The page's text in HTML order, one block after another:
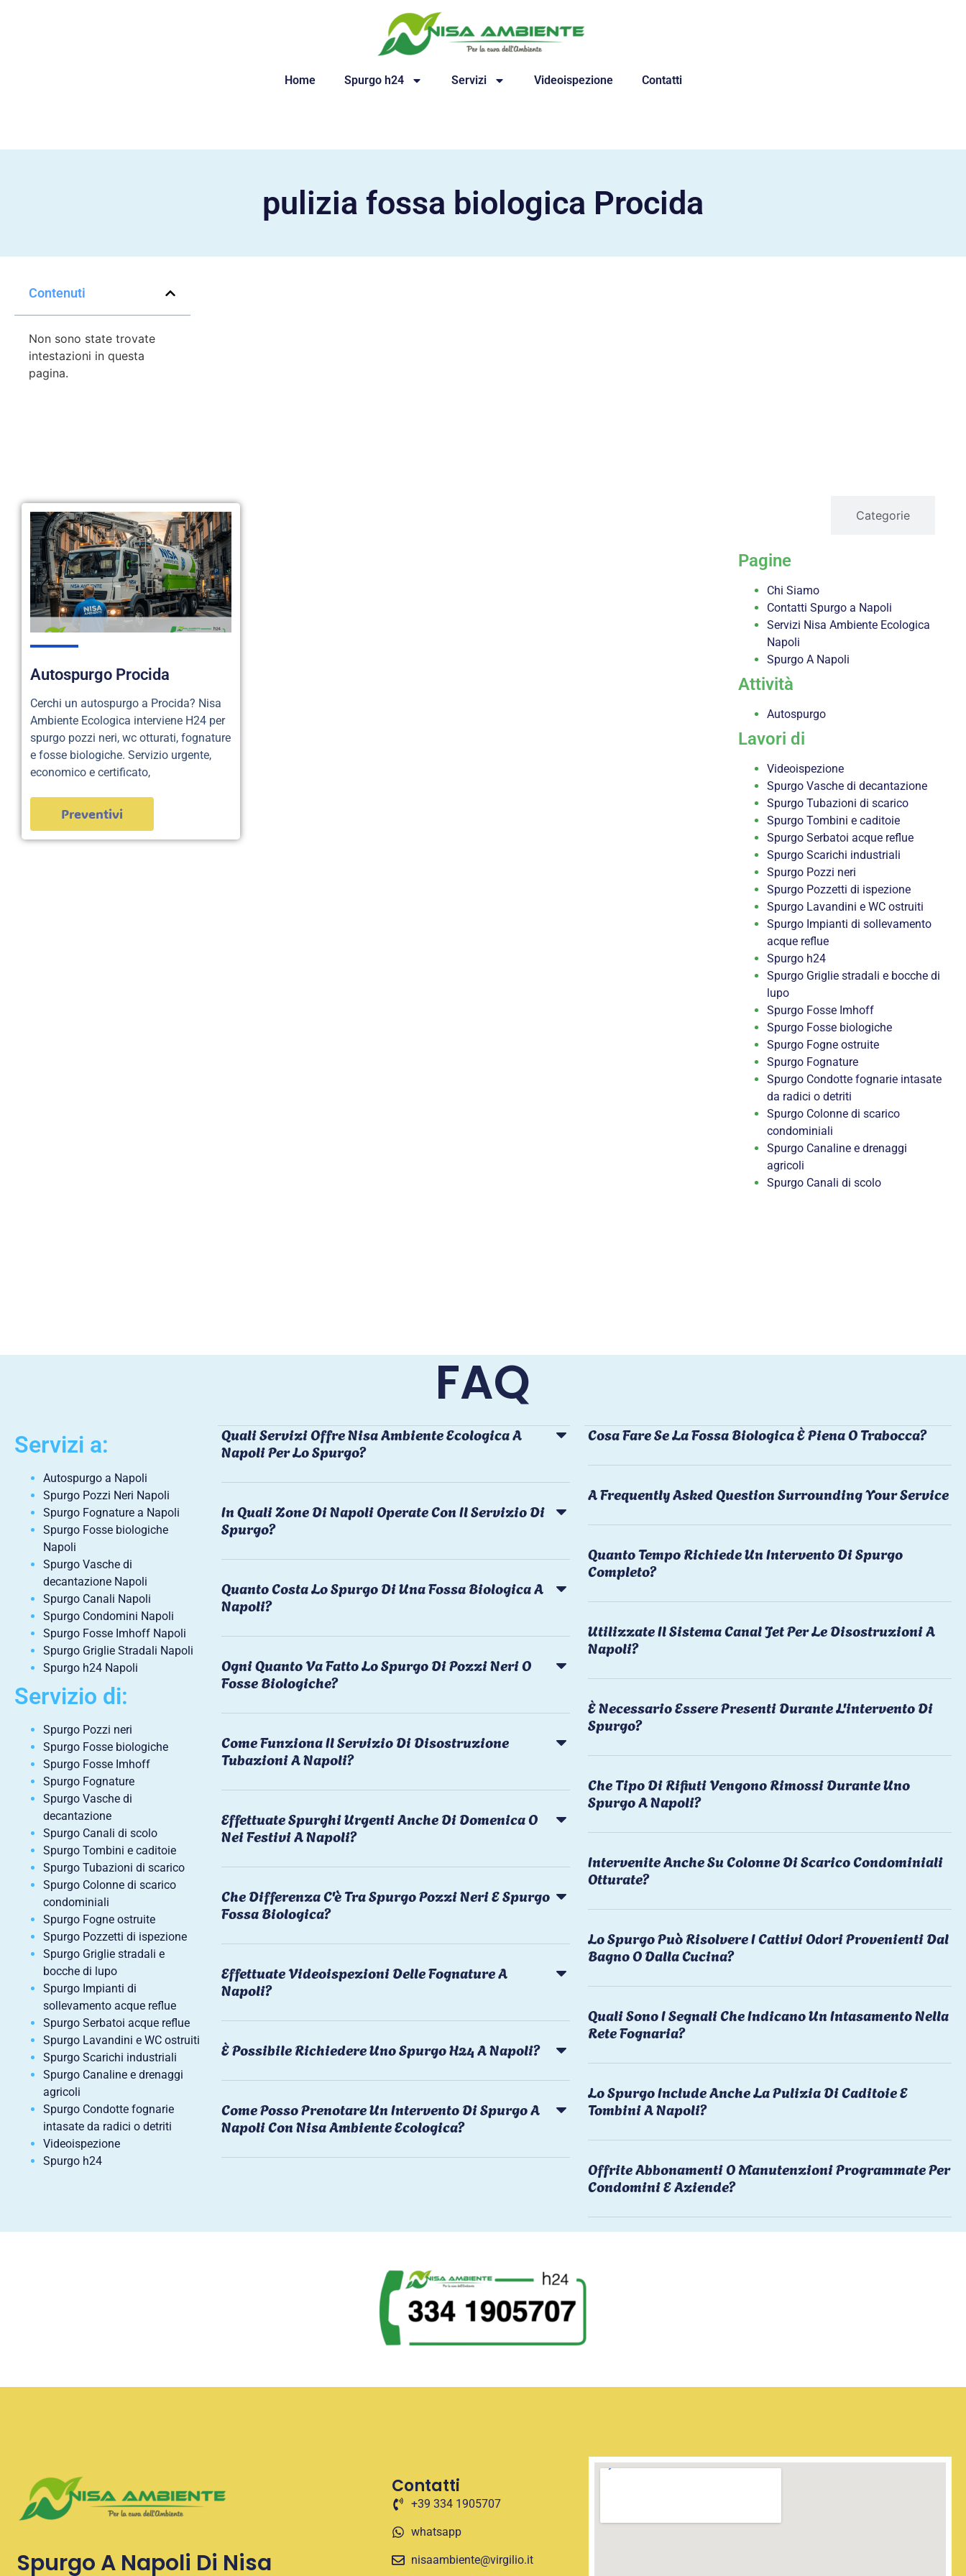
Home Spurgo h24 Servizi Videoispezione Contatti
pulizia fossa biologica Procida
Contenuti
Non sono state trovate
intestazioni in questa
pagina.
Autospurgo Procida
Cerchi un autospurgo a Procida? Nisa
Ambiente Ecologica interviene H24 per
spurgo pozzi neri, wc otturati, fognature
e fosse biologiche. Servizio urgente,
economico e certificato,
Preventivi
Categorie
Pagine
Chi Siamo
Contatti Spurgo a Napoli
Servizi Nisa Ambiente Ecologica
Napoli
Spurgo A Napoli
Attività
Autospurgo
Lavori di
Videoispezione
Spurgo Vasche di decantazione
Spurgo Tubazioni di scarico
Spurgo Tombini e caditoie
Spurgo Serbatoi acque reflue
Spurgo Scarichi industriali
Spurgo Pozzi neri
Spurgo Pozzetti di ispezione
Spurgo Lavandini e WC ostruiti
Spurgo Impianti di sollevamento
acque reflue
Spurgo h24
Spurgo Griglie stradali e bocche di
lupo
Spurgo Fosse Imhoff
Spurgo Fosse biologiche
Spurgo Fogne ostruite
Spurgo Fognature
Spurgo Condotte fognarie intasate
da radici o detriti
Spurgo Colonne di scarico
condominiali
Spurgo Canaline e drenaggi
agricoli
Spurgo Canali di scolo
FAQ
Servizi a:
Autospurgo a Napoli
Spurgo Pozzi Neri Napoli
Spurgo Fognature a Napoli
Spurgo Fosse biologiche
Napoli
Spurgo Vasche di
decantazione Napoli
Spurgo Canali Napoli
Spurgo Condomini Napoli
Spurgo Fosse Imhoff Napoli
Spurgo Griglie Stradali Napoli
Spurgo h24 Napoli
Servizio di:
Spurgo Pozzi neri
Spurgo Fosse biologiche
Spurgo Fosse Imhoff
Spurgo Fognature
Spurgo Vasche di
decantazione
Spurgo Canali di scolo
Spurgo Tombini e caditoie
Spurgo Tubazioni di scarico
Spurgo Colonne di scarico
condominiali
Spurgo Fogne ostruite
Spurgo Pozzetti di ispezione
Spurgo Griglie stradali e
bocche di lupo
Spurgo Impianti di
sollevamento acque reflue
Spurgo Serbatoi acque reflue
Spurgo Lavandini e WC ostruiti
Spurgo Scarichi industriali
Spurgo Canaline e drenaggi
agricoli
Spurgo Condotte fognarie
intasate da radici o detriti
Videoispezione
Spurgo h24
Quali Servizi Offre Nisa Ambiente Ecologica A
Napoli Per Lo Spurgo?
In Quali Zone Di Napoli Operate Con Il Servizio Di
Spurgo?
Quanto Costa Lo Spurgo Di Una Fossa Biologica A
Napoli?
Ogni Quanto Va Fatto Lo Spurgo Di Pozzi Neri O
Fosse Biologiche?
Come Funziona Il Servizio Di Disostruzione
Tubazioni A Napoli?
Effettuate Spurghi Urgenti Anche Di Domenica O
Nei Festivi A Napoli?
Che Differenza C'è Tra Spurgo Pozzi Neri E Spurgo
Fossa Biologica?
Effettuate Videoispezioni Delle Fognature A
Napoli?
È Possibile Richiedere Uno Spurgo H24 A Napoli?
Come Posso Prenotare Un Intervento Di Spurgo A
Napoli Con Nisa Ambiente Ecologica?
Cosa Fare Se La Fossa Biologica È Piena O Trabocca?
A Frequently Asked Question Surrounding Your Service
Quanto Tempo Richiede Un Intervento Di Spurgo
Completo?
Utilizzate Il Sistema Canal Jet Per Le Disostruzioni A
Napoli?
È Necessario Essere Presenti Durante L'intervento Di
Spurgo?
Che Tipo Di Rifiuti Vengono Rimossi Durante Uno
Spurgo A Napoli?
Intervenite Anche Su Colonne Di Scarico Condominiali
Otturate?
Lo Spurgo Può Risolvere I Cattivi Odori Provenienti Dal
Bagno O Dalla Cucina?
Quali Sono I Segnali Che Indicano Un Intasamento Nella
Rete Fognaria?
Lo Spurgo Include Anche La Pulizia Di Caditoie E
Tombini A Napoli?
Offrite Abbonamenti O Manutenzioni Programmate Per
Condomini E Aziende?
Spurgo A Napoli Di Nisa
Contatti
+39 334 1905707
whatsapp
nisaambiente@virgilio.it